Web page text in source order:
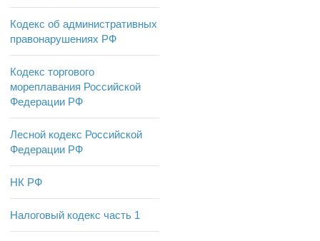
Кодекс об административных
правонарушениях РФ
Кодекс торгового
мореплавания Российской
Федерации РФ
Лесной кодекс Российской
Федерации РФ
НК РФ
Налоговый кодекс часть 1